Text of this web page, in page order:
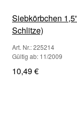
Siebkörbchen
Schlitze)
Art. Nr.: 225214
Gültig ab: 11/2009
10,49 €